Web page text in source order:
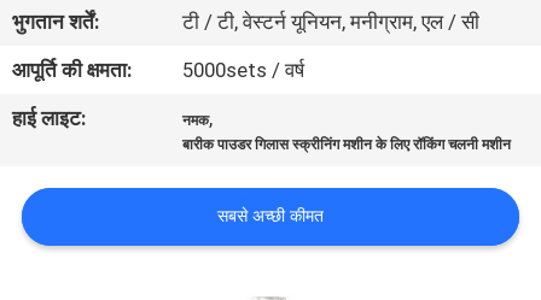
गुणवत्ता
नियंत्रण
करें
भुगतान शर्तें:
टी / टी, वेस्टर्न यूनियन, मनीग्राम, एल / सी
आपूर्ति की क्षमता:
5000sets / वर्ष
हाई लाइट:
नमक,
बारीक पाउडर गिलास स्क्रीनिंग मशीन के लिए रॉकिंग चलनी मशीन
सबसे अच्छी कीमत